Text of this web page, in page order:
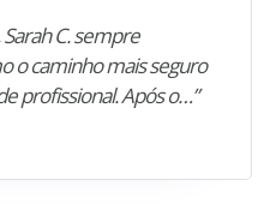
Sarah C. sempre
o caminho mais seguro
profissional. Após o…”